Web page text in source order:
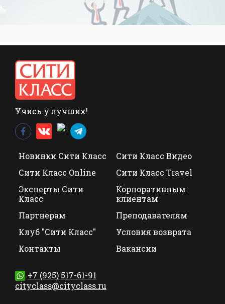
Учись у лучших!
Новинки Сити Класс
Сити Класс Видео
Сити Класс Online
Сити Класс Travel
Эксперты Сити
Класс
Корпоративным
клиентам
Партнерам
Преподавателям
Клуб "Сити Класс"
Условия возврата
Контакты
Вакансии
+7 (925) 517-61-91
cityclass@cityclass.ru